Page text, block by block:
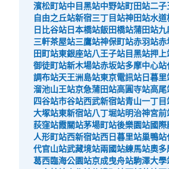
从JR東京駅站步行0分钟。
本日營業時間:05:00〜01:00
丸ノ内中央口改札から入って右側の
営業時間は始発から終電
濱松町站中目黑站中野站町田站二子
自由之丘站新宿三丁目站神田站水道
日比谷站日本橋站飯田橋站蒲田站九
三軒茶屋站三鷹站神保町站赤羽站赤
田町站東銀座站八王子站目黑站押上
御徒町站新木場站赤坂站多摩中心站
調布站天王洲島站東京電訊站日暮里
溜池山王站京急蒲田站高圓寺站高尾
四谷站市谷站西武新宿站青山一丁目
大塚站東新宿站八丁堀站明治神宮前
荻窪站霞關站茅場町站後樂園站國際
人形町站西新宿站西日暮里站巢鴨站
代官山站武藏境站兩國站練馬站奧多
葛西臨海公園站京成曳舟站駒澤大學